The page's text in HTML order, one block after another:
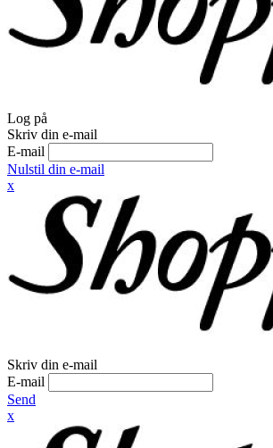
Log på
Skriv din e-mail
E-mail
Nulstil din e-mail
x
Skriv din e-mail
E-mail
Send
x